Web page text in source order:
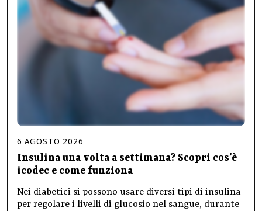
6 AGOSTO 2026
Insulina una volta a settimana? Scopri cos’è
icodec e come funziona
Nei diabetici si possono usare diversi tipi di insulina
per regolare i livelli di glucosio nel sangue, durante